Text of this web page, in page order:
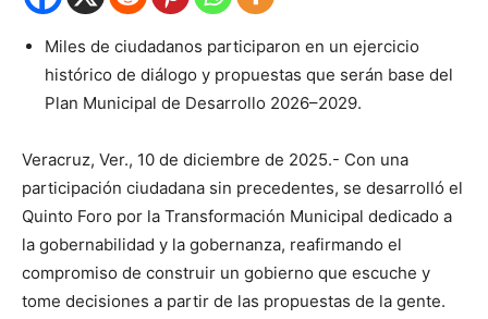
Miles de ciudadanos participaron en un ejercicio
histórico de diálogo y propuestas que serán base del
Plan Municipal de Desarrollo 2026–2029.
Veracruz, Ver., 10 de diciembre de 2025.- Con una
participación ciudadana sin precedentes, se desarrolló el
Quinto Foro por la Transformación Municipal dedicado a
la gobernabilidad y la gobernanza, reafirmando el
compromiso de construir un gobierno que escuche y
tome decisiones a partir de las propuestas de la gente.